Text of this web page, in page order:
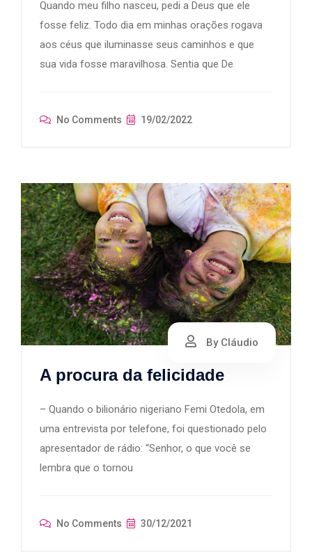
Quando meu filho nasceu, pedi a Deus que ele
fosse feliz. Todo dia em minhas orações rogava
aos céus que iluminasse seus caminhos e que
sua vida fosse maravilhosa. Sentia que De
No Comments 19/02/2022
By Cláudio
A procura da felicidade
– Quando o bilionário nigeriano Femi Otedola, em
uma entrevista por telefone, foi questionado pelo
apresentador de rádio: “Senhor, o que você se
lembra que o tornou
No Comments 30/12/2021